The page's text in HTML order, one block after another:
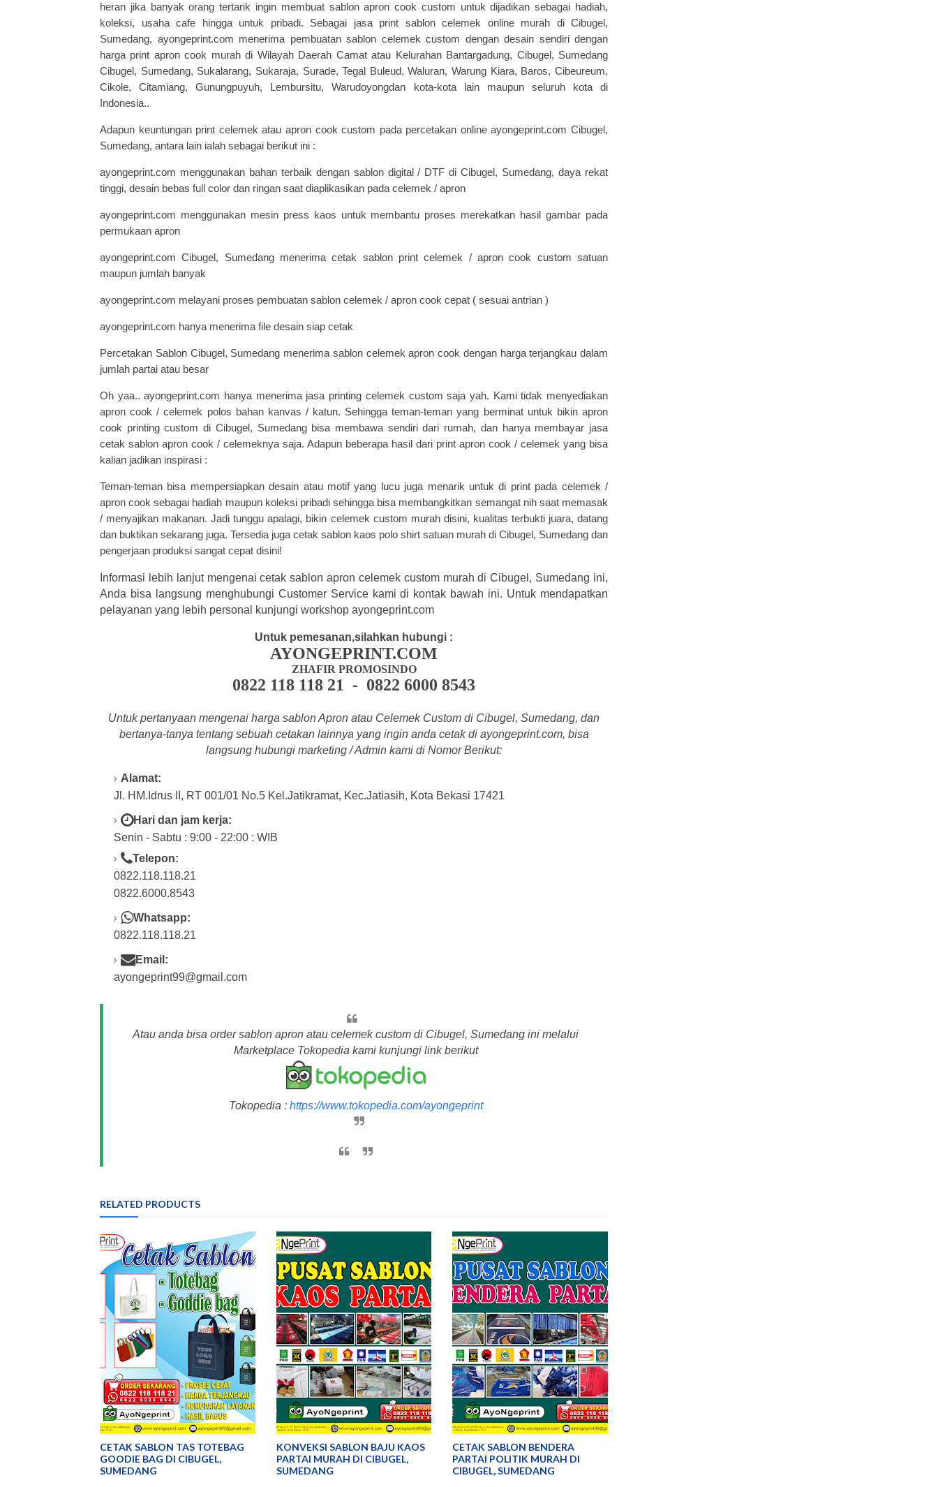
heran jika banyak orang tertarik ingin membuat sablon apron cook custom untuk dijadikan sebagai hadiah,
koleksi, usaha cafe hingga untuk pribadi. Sebagai jasa print sablon celemek online murah di Cibugel,
Sumedang, ayongeprint.com menerima pembuatan sablon celemek custom dengan desain sendiri dengan
harga print apron cook murah di Wilayah Daerah Camat atau Kelurahan Bantargadung, Cibugel, Sumedang
Cibugel, Sumedang, Sukalarang, Sukaraja, Surade, Tegal Buleud, Waluran, Warung Kiara, Baros, Cibeureum,
Cikole, Citamiang, Gunungpuyuh, Lembursitu, Warudoyongdan kota-kota lain maupun seluruh kota di
Indonesia..
Adapun keuntungan print celemek atau apron cook custom pada percetakan onlineayongeprint.com Cibugel,
Sumedang, antara lain ialah sebagai berikut ini :
ayongeprint.com menggunakan bahan terbaik dengan sablon digital / DTF di Cibugel, Sumedang, daya rekat
tinggi, desain bebas full color dan ringan saat diaplikasikan pada celemek / apron
ayongeprint.com menggunakan mesin press kaos untuk membantu proses merekatkan hasil gambar pada
permukaan apron
ayongeprint.com Cibugel, Sumedang menerima cetak sablon print celemek / apron cook custom satuan
maupun jumlah banyak
ayongeprint.com melayani proses pembuatan sablon celemek / apron cook cepat ( sesuai antrian )
ayongeprint.com hanya menerima file desain siap cetak
Percetakan Sablon Cibugel, Sumedang menerima sablon celemek apron cook dengan harga terjangkau dalam
jumlah partai atau besar
Oh yaa.. ayongeprint.com hanya menerima jasa printing celemek custom saja yah. Kami tidak menyediakan
apron cook / celemek polos bahan kanvas / katun. Sehingga teman-teman yang berminat untuk bikin apron
cook printing custom di Cibugel, Sumedang bisa membawa sendiri dari rumah, dan hanya membayar jasa
cetak sablon apron cook / celemeknya saja. Adapun beberapa hasil dari print apron cook / celemek yang bisa
kalian jadikan inspirasi :
Teman-teman bisa mempersiapkan desain atau motif yang lucu juga menarik untuk di print pada celemek /
apron cook sebagai hadiah maupun koleksi pribadi sehingga bisa membangkitkan semangat nih saat memasak
/ menyajikan makanan. Jadi tunggu apalagi, bikin celemek custom murah disini, kualitas terbukti juara, datang
dan buktikan sekarang juga. Tersedia juga cetak sablon kaos polo shirt satuan murah di Cibugel, Sumedang dan
pengerjaan produksi sangat cepat disini!
Informasi lebih lanjut mengenai cetak sablon apron celemek custom murah di Cibugel, Sumedang ini,
Anda bisa langsung menghubungi Customer Service kami di kontak bawah ini. Untuk mendapatkan
pelayanan yang lebih personal kunjungi workshop ayongeprint.com
Untuk pemesanan,silahkan hubungi :
AYONGEPRINT.COM
ZHAFIR PROMOSINDO
0822 118 118 21 - 0822 6000 8543
Untuk pertanyaan mengenai harga sablon Apron atau Celemek Custom di Cibugel, Sumedang, dan
bertanya-tanya tentang sebuah cetakan lainnya yang ingin anda cetak di ayongeprint.com, bisa
langsung hubungi marketing / Admin kami di Nomor Berikut:
Alamat:
Jl. HM.Idrus II, RT 001/01 No.5 Kel.Jatikramat, Kec.Jatiasih, Kota Bekasi 17421
Hari dan jam kerja:
Senin - Sabtu : 9:00 - 22:00 : WIB
Telepon:
0822.118.118.21
0822.6000.8543
Whatsapp:
0822.118.118.21
Email:
ayongeprint99@gmail.com
Atau anda bisa order sablon apron atau celemek custom di Cibugel, Sumedang ini melalui
Marketplace Tokopedia kami kunjungi link berikut
Tokopedia : https://www.tokopedia.com/ayongeprint
RELATED PRODUCTS
CETAK SABLON TAS TOTEBAG
GOODIE BAG DI CIBUGEL,
SUMEDANG
KONVEKSI SABLON BAJU KAOS
PARTAI MURAH DI CIBUGEL,
SUMEDANG
CETAK SABLON BENDERA
PARTAI POLITIK MURAH DI
CIBUGEL, SUMEDANG